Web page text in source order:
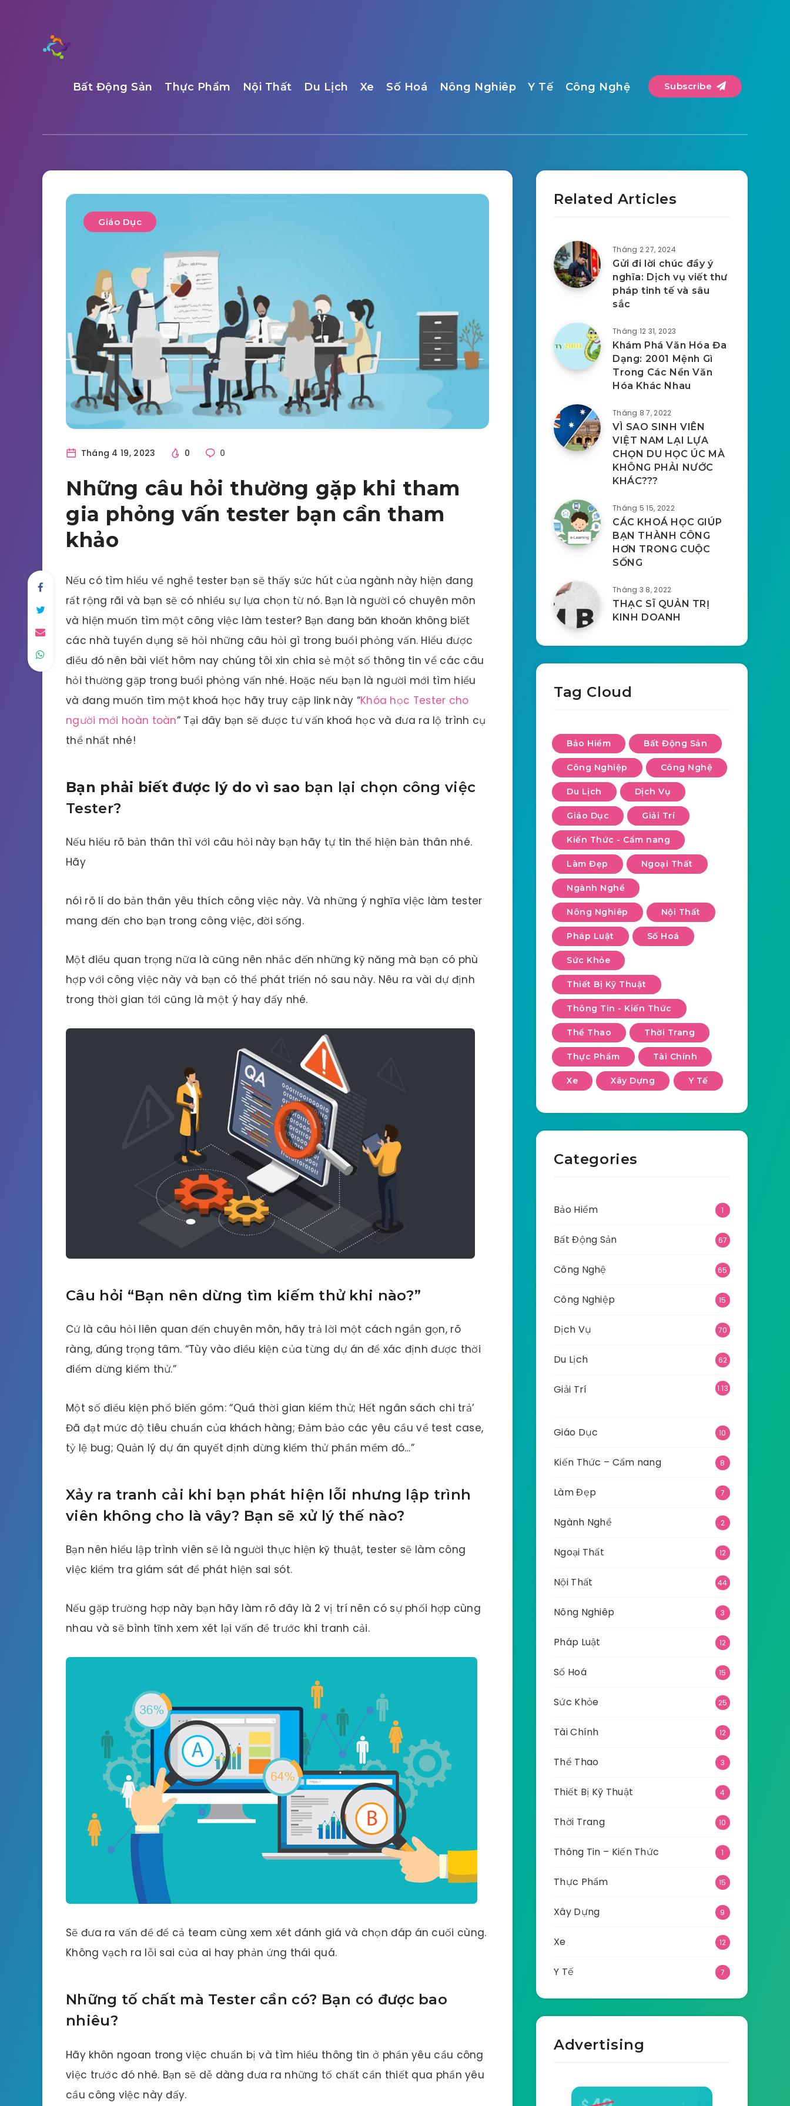
Bất Động Sản Thực Phẩm Nội Thất Du Lịch Xe Số Hoá Nông Nghiêp Y Tế Công Nghệ Subscribe
Giáo Dục
Tháng 4 19, 2023 0 0
Những câu hỏi thường gặp khi tham
gia phỏng vấn tester bạn cần tham
khảo
Nếu có tìm hiểu về nghề tester bạn sẽ thấy sức hút của ngành này hiện đang
rất rộng rãi và bạn sẽ có nhiều sự lựa chọn từ nó. Bạn là người có chuyên môn
và hiện muốn tìm một công việc làm tester? Bạn đang băn khoăn không biết
các nhà tuyển dụng sẽ hỏi những câu hỏi gì trong buổi phỏng vấn. Hiểu được
điều đó nên bài viết hôm nay chúng tôi xin chia sẻ một số thông tin về các câu
hỏi thường gặp trong buổi phỏng vấn nhé. Hoặc nếu bạn là người mới tìm hiểu
và đang muốn tìm một khoá học hãy truy cập link này “Khóa học Tester cho
người mới hoàn toàn” Tại đây bạn sẽ được tư vấn khoá học và đưa ra lộ trình cụ
thể nhất nhé!
Bạn phải biết được lý do vì sao bạn lại chọn công việc
Tester?
Nếu hiểu rõ bản thân thì với câu hỏi này bạn hãy tự tin thể hiện bản thân nhé.
Hãy
nói rõ lí do bản thân yêu thích công việc này. Và những ý nghĩa việc làm tester
mang đến cho bạn trong công việc, đời sống.
Một điều quan trọng nữa là cũng nên nhắc đến những kỹ năng mà bạn có phù
hợp với công việc này và bạn có thể phát triển nó sau này. Nêu ra vài dự định
trong thời gian tới cũng là một ý hay đấy nhé.
Câu hỏi “Bạn nên dừng tìm kiếm thử khi nào?”
Cứ là câu hỏi liên quan đến chuyên môn, hãy trả lời một cách ngắn gọn, rõ
ràng, đúng trọng tâm. “Tùy vào điều kiện của từng dự án để xác định được thời
điểm dừng kiểm thử.”
Một số điều kiện phổ biến gồm: “Quá thời gian kiểm thử; Hết ngân sách chi trả’
Đã đạt mức độ tiêu chuẩn của khách hàng; Đảm bảo các yêu cầu về test case,
tỷ lệ bug; Quản lý dự án quyết định dừng kiểm thử phần mềm đó…”
Xảy ra tranh cải khi bạn phát hiện lỗi nhưng lập trình
viên không cho là vây? Bạn sẽ xử lý thế nào?
Bạn nên hiểu lập trình viên sẽ là người thực hiện kỹ thuật, tester sẽ làm công
việc kiểm tra giám sát để phát hiện sai sót.
Nếu gặp trường hợp này bạn hãy làm rõ đây là 2 vị trí nên có sự phối hợp cùng
nhau và sẽ bình tĩnh xem xét lại vấn đề trước khi tranh cải.
Sẽ đưa ra vấn đề để cả team cùng xem xét đánh giá và chọn đáp án cuối cùng.
Không vạch ra lỗi sai của ai hay phản ứng thái quá.
Những tố chất mà Tester cần có? Bạn có được bao
nhiêu?
Hãy khôn ngoan trong việc chuẩn bị và tìm hiểu thông tin ở phần yêu cầu công
việc trước đó nhé. Bạn sẽ dễ dàng đưa ra những tố chất cần thiết qua phần yêu
cầu công việc này đấy.
Related Articles
Tháng 2 27, 2024
Gửi đi lời chúc đầy ý
nghĩa: Dịch vụ viết thư
pháp tinh tế và sâu
sắc
Tháng 12 31, 2023
Khám Phá Văn Hóa Đa
Dạng: 2001 Mệnh Gì
Trong Các Nền Văn
Hóa Khác Nhau
Tháng 8 7, 2022
VÌ SAO SINH VIÊN
VIỆT NAM LẠI LỰA
CHỌN DU HỌC ÚC MÀ
KHÔNG PHẢI NƯỚC
KHÁC???
Tháng 5 15, 2022
CÁC KHOÁ HỌC GIÚP
BẠN THÀNH CÔNG
HƠN TRONG CUỘC
SỐNG
Tháng 3 8, 2022
THẠC SĨ QUẢN TRỊ
KINH DOANH
Tag Cloud
Bảo Hiểm Bất Động Sản
Công Nghiệp Công Nghệ
Du Lịch Dịch Vụ
Giáo Dục Giải Trí
Kiến Thức - Cẩm nang
Làm Đẹp Ngoại Thất
Ngành Nghề
Nông Nghiêp Nội Thất
Pháp Luật Số Hoá
Sức Khỏe
Thiết Bị Kỹ Thuật
Thông Tin - Kiến Thức
Thể Thao Thời Trang
Thực Phẩm Tài Chính
Xe Xây Dựng Y Tế
Categories
Bảo Hiểm 1
Bất Động Sản 67
Công Nghệ 65
Công Nghiệp 15
Dịch Vụ 70
Du Lịch 62
Giải Trí
1.13
Giáo Dục 10
Kiến Thức – Cẩm nang 8
Làm Đẹp 7
Ngành Nghề 2
Ngoại Thất 12
Nội Thất 44
Nông Nghiêp 3
Pháp Luật 12
Số Hoá 15
Sức Khỏe 25
Tài Chính 12
Thể Thao 3
Thiết Bị Kỹ Thuật 4
Thời Trang 10
Thông Tin – Kiến Thức 1
Thực Phẩm 15
Xây Dựng 9
Xe 12
Y Tế 7
Advertising